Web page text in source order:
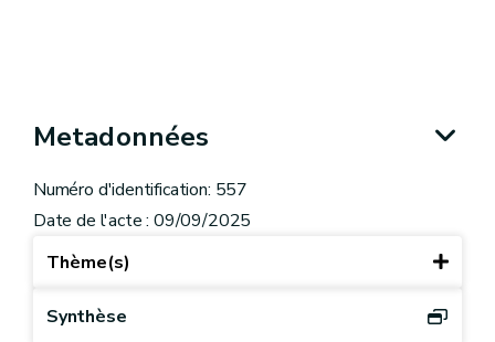
Metadonnées
Numéro d'identification: 557
Date de l'acte : 09/09/2025
Thème(s)
Synthèse